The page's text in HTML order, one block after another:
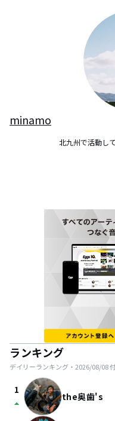
minamo
北九州で活動し
ランキング
デイリーランキング・ 2026/08/08
1
arrow_drop_up the奥歯's